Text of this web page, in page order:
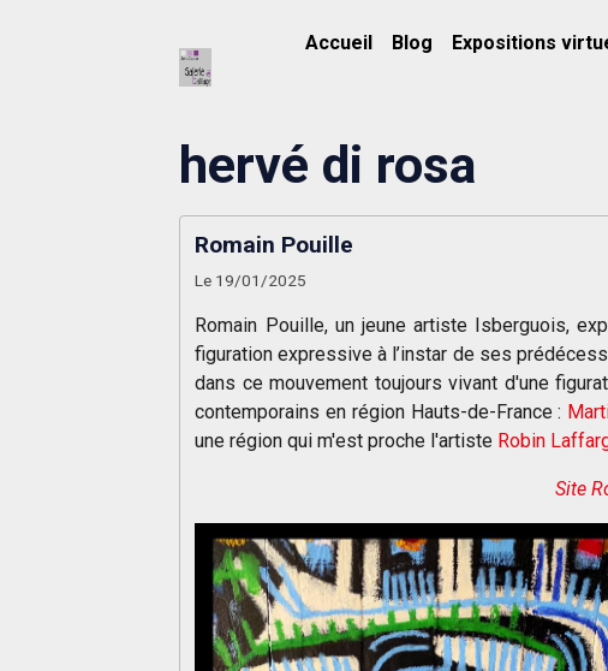
Accueil Blog Expositions
hervé di rosa
Romain Pouille
Le 19/01/2025
Romain Pouille, un jeune artiste Isberguois,
figuration expressive à l’instar de ses
dans ce mouvement toujours vivant d'une
contemporains en région Hauts-de-France :
une région qui m'est proche l'artiste Robin
Site